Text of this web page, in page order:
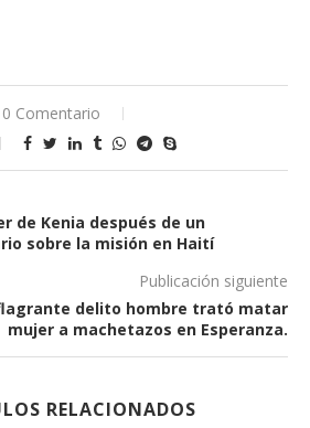
0 Comentario
de Kenia después de un
sobre la misión en Haití
Publicación siguiente
delito hombre trató matar
mujer a machetazos en Esperanza.
RELACIONADOS